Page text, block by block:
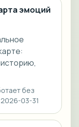
эмоций
без
03-31